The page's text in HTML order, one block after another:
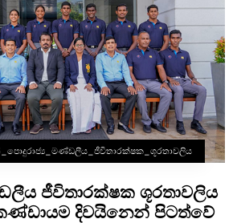
ජීවිතාරක්ෂක ශූරතාවලිය
කණ්ඩායම දිවයිනෙන් පිටත්වේ